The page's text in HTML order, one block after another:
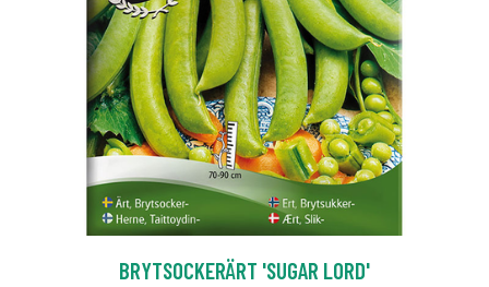
BRYTSOCKERÄRT 'SUGAR LORD'